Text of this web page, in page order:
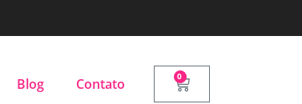
Blog Contato 0